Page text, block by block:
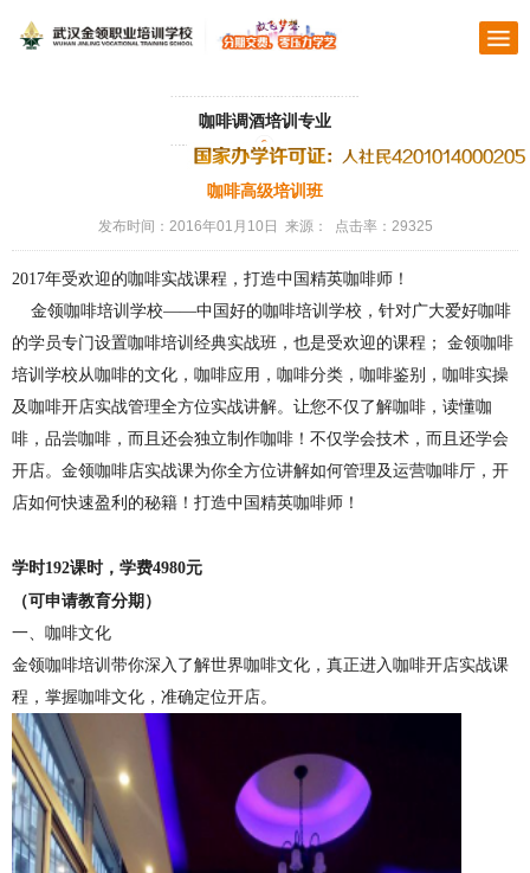
咖啡调酒培训专业
咖啡高级培训班
发布时间：2016年01月10日 来源： 点击率：29325
2017年受欢迎的咖啡实战课程，打造中国 精英咖啡师！
金领咖啡培训学校——中国 好的咖啡培训 学校，针对广大爱好咖啡
的学员专门设置咖啡培训经典实战班，也是受欢迎的课程； 金领咖啡
培训学校从咖啡的文化 ，咖啡应用，咖啡分类，咖啡鉴别，咖啡实操
及咖啡开店实战管理全方位实战讲解。让您不仅了解咖啡，读懂咖
啡，品尝咖啡，而且还会独立制作咖啡！不仅学会技术，而且还学会
开店。 金领咖啡店实战课为你全方位讲解如何管理及运营咖啡厅，开
店如何快速盈利的秘籍！打造中国 精英咖啡师！
学时192课时，学费4980元
（可申请教育分期 ）
一、 咖啡文化
金领咖啡培训带你深入了解世界咖啡文化，真正进入咖啡开店实战课
程，掌握咖啡文化，准确定位开店。